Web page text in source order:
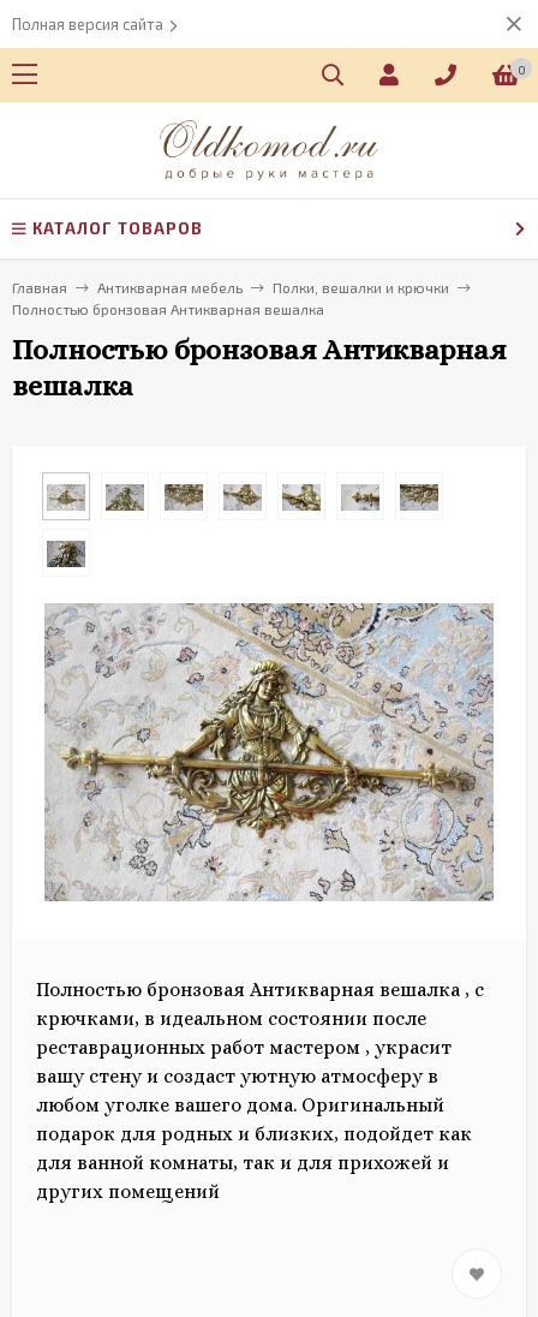
Полная версия сайта
0
КАТАЛОГ ТОВАРОВ
Главная Антикварная мебель
Полки, вешалки и крючки
Полностью бронзовая Антикварная вешалка
Полностью бронзовая Антикварная
вешалка
Полностью бронзовая Антикварная вешалка , с
крючками, в идеальном состоянии после
реставрационных работ мастером , украсит
вашу стену и создаст уютную атмосферу в
любом уголке вашего дома. Оригинальный
подарок для родных и близких, подойдет как
для ванной комнаты, так и для прихожей и
других помещений